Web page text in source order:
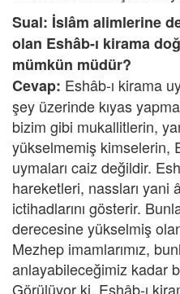
Sual: İslâm alimlerine
olan Eshâb-ı kirama
mümkün müdür?
Cevap: Eshâb-ı kirama
şey üzerinde kıyas
bizim gibi mukallitlerin,
yükselmemiş kimselerin,
uymaları caiz değildir.
hareketleri, nassları yani
ictihadlarını gösterir.
derecesine yükselmiş
Mezhep imamlarımız,
anlayabileceğimiz kadar
Görülüyor ki, Eshâb-ı